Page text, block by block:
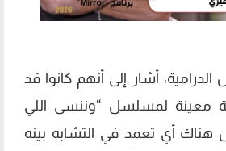
الدرامية، أشار إلى أنهم كانوا قد
معينة لمسلسل “وننسى اللي
هناك أي تعمد في التشابه بينه